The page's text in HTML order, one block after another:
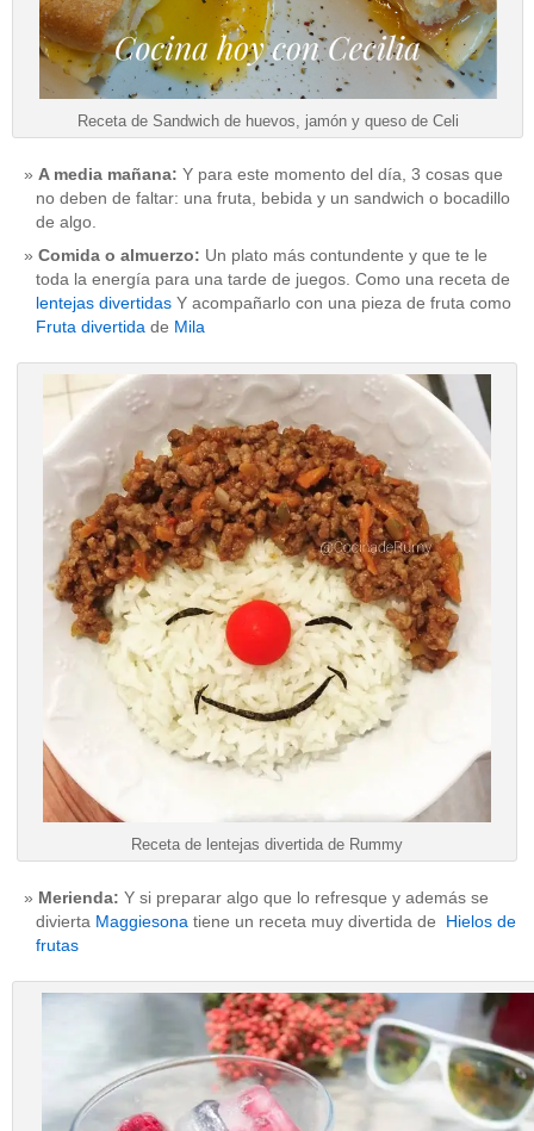
Receta de Sandwich de huevos, jamón y queso de Celi
A media mañana: Y para este momento del día, 3 cosas que
no deben de faltar: una fruta, bebida y un sandwich o bocadillo
de algo.
Comida o almuerzo: Un plato más contundente y que te le
toda la energía para una tarde de juegos. Como una receta de
lentejas divertidas Y acompañarlo con una pieza de fruta como
Fruta divertida de Mila
Receta de lentejas divertida de Rummy
Merienda: Y si preparar algo que lo refresque y además se
divierta Maggiesona tiene un receta muy divertida de Hielos de
frutas